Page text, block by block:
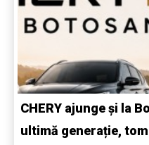
CHERY ajunge și la
ultimă generație,